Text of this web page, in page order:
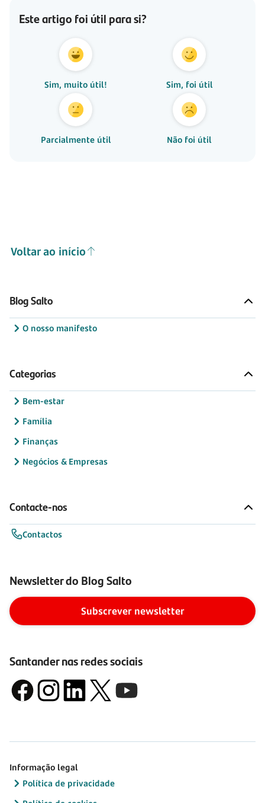
Este artigo foi útil para si?
Sim, muito útil! Sim, foi útil
Parcialmente útil Não foi útil
Voltar ao início
Blog Salto
O nosso manifesto
Categorias
Bem-estar
Família
Finanças
Negócios & Empresas
Contacte-nos
Contactos
Newsletter do Blog Salto
Subscrever newsletter
Santander nas redes sociais
Informação legal
Política de privacidade